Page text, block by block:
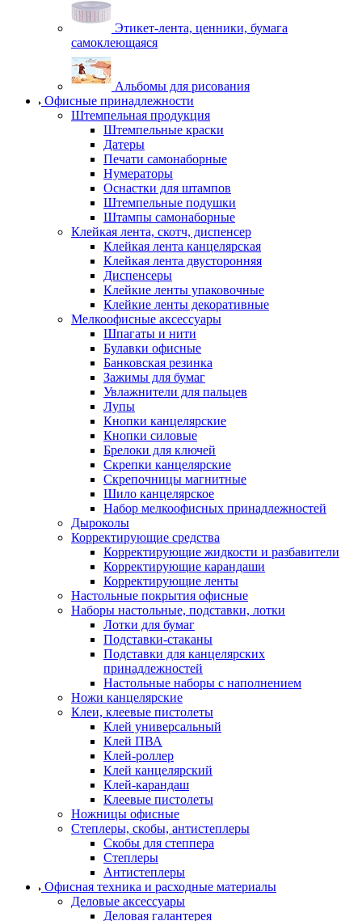
Этикет-лента, ценники, бумага
самоклеющаяся
Альбомы для рисования
Офисные принадлежности
Штемпельная продукция
Штемпельные краски
Датеры
Печати самонаборные
Нумераторы
Оснастки для штампов
Штемпельные подушки
Штампы самонаборные
Клейкая лента, скотч, диспенсер
Клейкая лента канцелярская
Клейкая лента двусторонняя
Диспенсеры
Клейкие ленты упаковочные
Клейкие ленты декоративные
Мелкоофисные аксессуары
Шпагаты и нити
Булавки офисные
Банковская резинка
Зажимы для бумаг
Увлажнители для пальцев
Лупы
Кнопки канцелярские
Кнопки силовые
Брелоки для ключей
Скрепки канцелярские
Скрепочницы магнитные
Шило канцелярское
Набор мелкоофисных принадлежностей
Дыроколы
Корректирующие средства
Корректирующие жидкости и разбавители
Корректирующие карандаши
Корректирующие ленты
Настольные покрытия офисные
Наборы настольные, подставки, лотки
Лотки для бумаг
Подставки-стаканы
Подставки для канцелярских
принадлежностей
Настольные наборы с наполнением
Ножи канцелярские
Клеи, клеевые пистолеты
Клей универсальный
Клей ПВА
Клей-роллер
Клей канцелярский
Клей-карандаш
Клеевые пистолеты
Ножницы офисные
Степлеры, скобы, антистеплеры
Скобы для степпера
Степлеры
Антистеплеры
Офисная техника и расходные материалы
Деловые аксессуары
Деловая галантерея